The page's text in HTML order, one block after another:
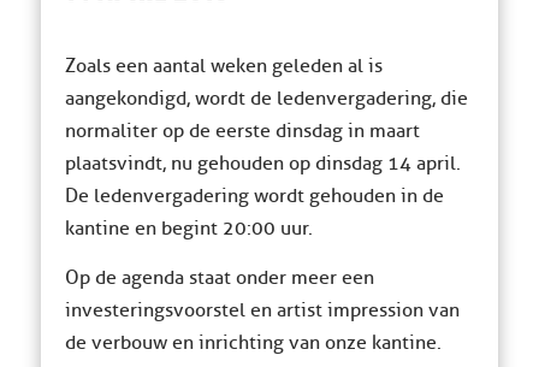
Zoals een aantal weken geleden al is
aangekondigd, wordt de ledenvergadering, die
normaliter op de eerste dinsdag in maart
plaatsvindt, nu gehouden op dinsdag 14 april.
De ledenvergadering wordt gehouden in de
kantine en begint 20:00 uur.
Op de agenda staat onder meer een
investeringsvoorstel en artist impression van
de verbouw en inrichting van onze kantine.